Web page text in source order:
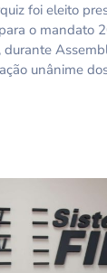
foi eleito
o
unânime